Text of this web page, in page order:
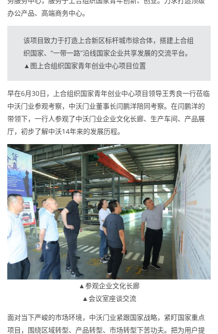
办公产品、高端商务中心。
该项目致力于打造上合新区标杆城市综合体，搭建上合组
织国家、“一带一路”沿线国家企业共享发展的交流平台。
▲图上合组织国家青年创业中心项目位置
早在6月30日，上合组织国家青年创业中心项目领导王秀良一行莅临
中沃门业参观考察，中沃门业董事长闫鹏洋陪同考察。在闫鹏洋的
带领下，一行人参观了中沃门业企业文化长廊、生产车间、产品展
厅，初步了解中沃14年来的发展历程。
▲参观企业文化长廊
▲会议室座谈交流
面对当下严峻的市场环境，中沃门业紧跟国家战略，紧盯国家重点
项目，围绕区域转型、产品转型、市场转型下苦功夫。把为用户提